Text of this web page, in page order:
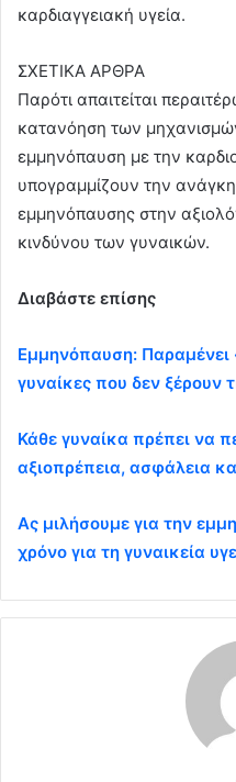
καρδιαγγειακή υγεία.
ΣΧΕΤΙΚΑ ΑΡΘΡΑ
Παρότι απαιτείται
κατανόηση των
εμμηνόπαυση με την
υπογραμμίζουν την ανάγκη
εμμηνόπαυσης στην
κινδύνου των γυναικών.
Διαβάστε επίσης
Εμμηνόπαυση: Παραμένει
γυναίκες που δεν ξέρουν
Κάθε γυναίκα πρέπει να
αξιοπρέπεια, ασφάλεια
Ας μιλήσουμε για την
χρόνο για τη γυναικεία